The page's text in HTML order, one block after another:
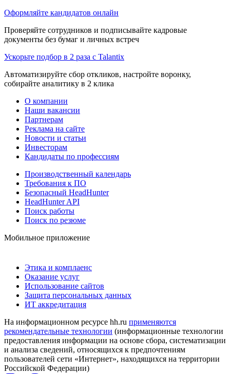
Оформляйте кандидатов онлайн
Проверяйте сотрудников и подписывайте кадровые
документы без бумаг и личных встреч
Ускорьте подбор в 2 раза с Talantix
Автоматизируйте сбор откликов, настройте воронку,
собирайте аналитику в 2 клика
О компании
Наши вакансии
Партнерам
Реклама на сайте
Новости и статьи
Инвесторам
Кандидаты по профессиям
Производственный календарь
Требования к ПО
Безопасный HeadHunter
HeadHunter API
Поиск работы
Поиск по резюме
Мобильное приложение
Этика и комплаенс
Оказание услуг
Использование сайтов
Защита персональных данных
ИТ аккредитация
На информационном ресурсе hh.ru применяются
рекомендательные технологии (информационные технологии
предоставления информации на основе сбора, систематизации
и анализа сведений, относящихся к предпочтениям
пользователей сети «Интернет», находящихся на территории
Российской Федерации)